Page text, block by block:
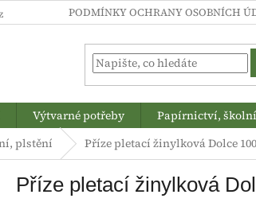
PODMÍNKY OCHRANY OSOBNÍCH
Výtvarné potřeby Papírnictví,
plstění Příze pletací žinylková Dolce
Příze pletací žinylková